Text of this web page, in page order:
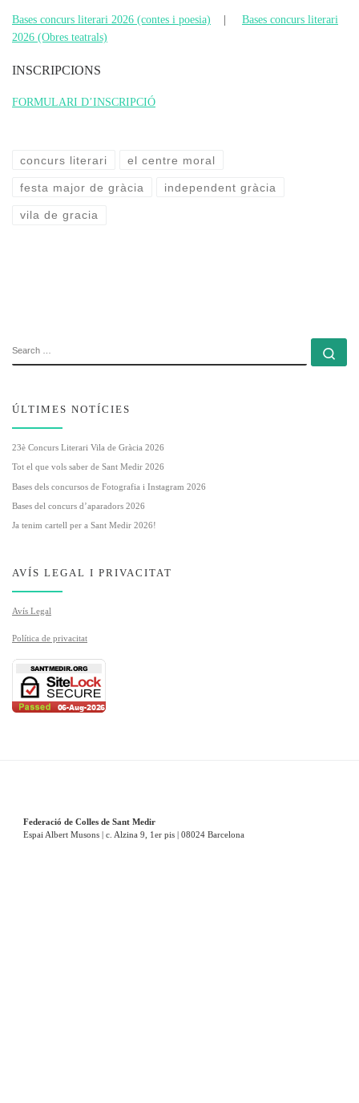
Bases concurs literari 2026 (contes i poesia) | Bases concurs literari
2026 (Obres teatrals)
INSCRIPCIONS
FORMULARI D’INSCRIPCIÓ
concurs literari el centre moral
festa major de gràcia independent gràcia
vila de gracia
ÚLTIMES NOTÍCIES
23è Concurs Literari Vila de Gràcia 2026
Tot el que vols saber de Sant Medir 2026
Bases dels concursos de Fotografia i Instagram 2026
Bases del concurs d’aparadors 2026
Ja tenim cartell per a Sant Medir 2026!
AVÍS LEGAL I PRIVACITAT
Avís Legal
Política de privacitat
Federació de Colles de Sant Medir
Espai Albert Musons | c. Alzina 9, 1er pis | 08024 Barcelona